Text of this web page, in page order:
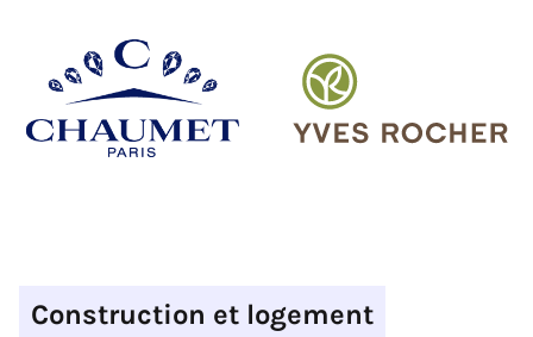
Construction et logement